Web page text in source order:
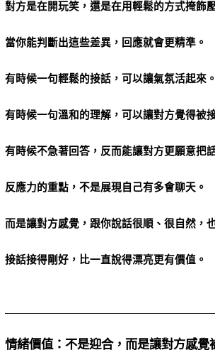
對方是在開玩笑，還是在用輕鬆的方式掩飾
當你能判斷出這些差異，回應就會更精準。
有時候一句輕鬆的接話，可以讓氣氛活起來。
有時候一句溫和的理解，可以讓對方覺得被
有時候不急著回答，反而能讓對方更願意把
反應力的重點，不是展現自己有多會聊天。
而是讓對方感覺，跟你說話很順、很自然，
接話接得剛好，比一直說得漂亮更有價值。
情緒價值：不是迎合，而是讓對方感覺